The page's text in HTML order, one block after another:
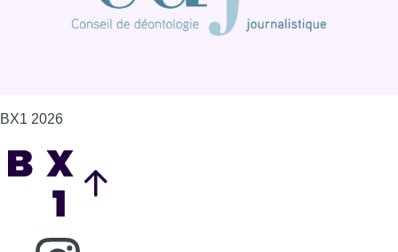
BX1 2026
Consulter page Instagram